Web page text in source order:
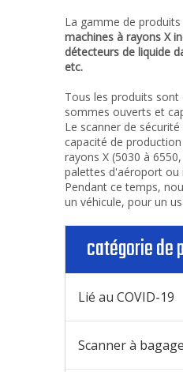
La gamme de
machines à rayons X
détecteurs de liquide
etc.
Tous les produits
sommes ouverts et
Le scanner de
capacité de
rayons X (5030 à
palettes d'aéroport ou
Pendant ce temps,
un véhicule, pour un
catégorie de
Lié au COVID-19
Scanner à